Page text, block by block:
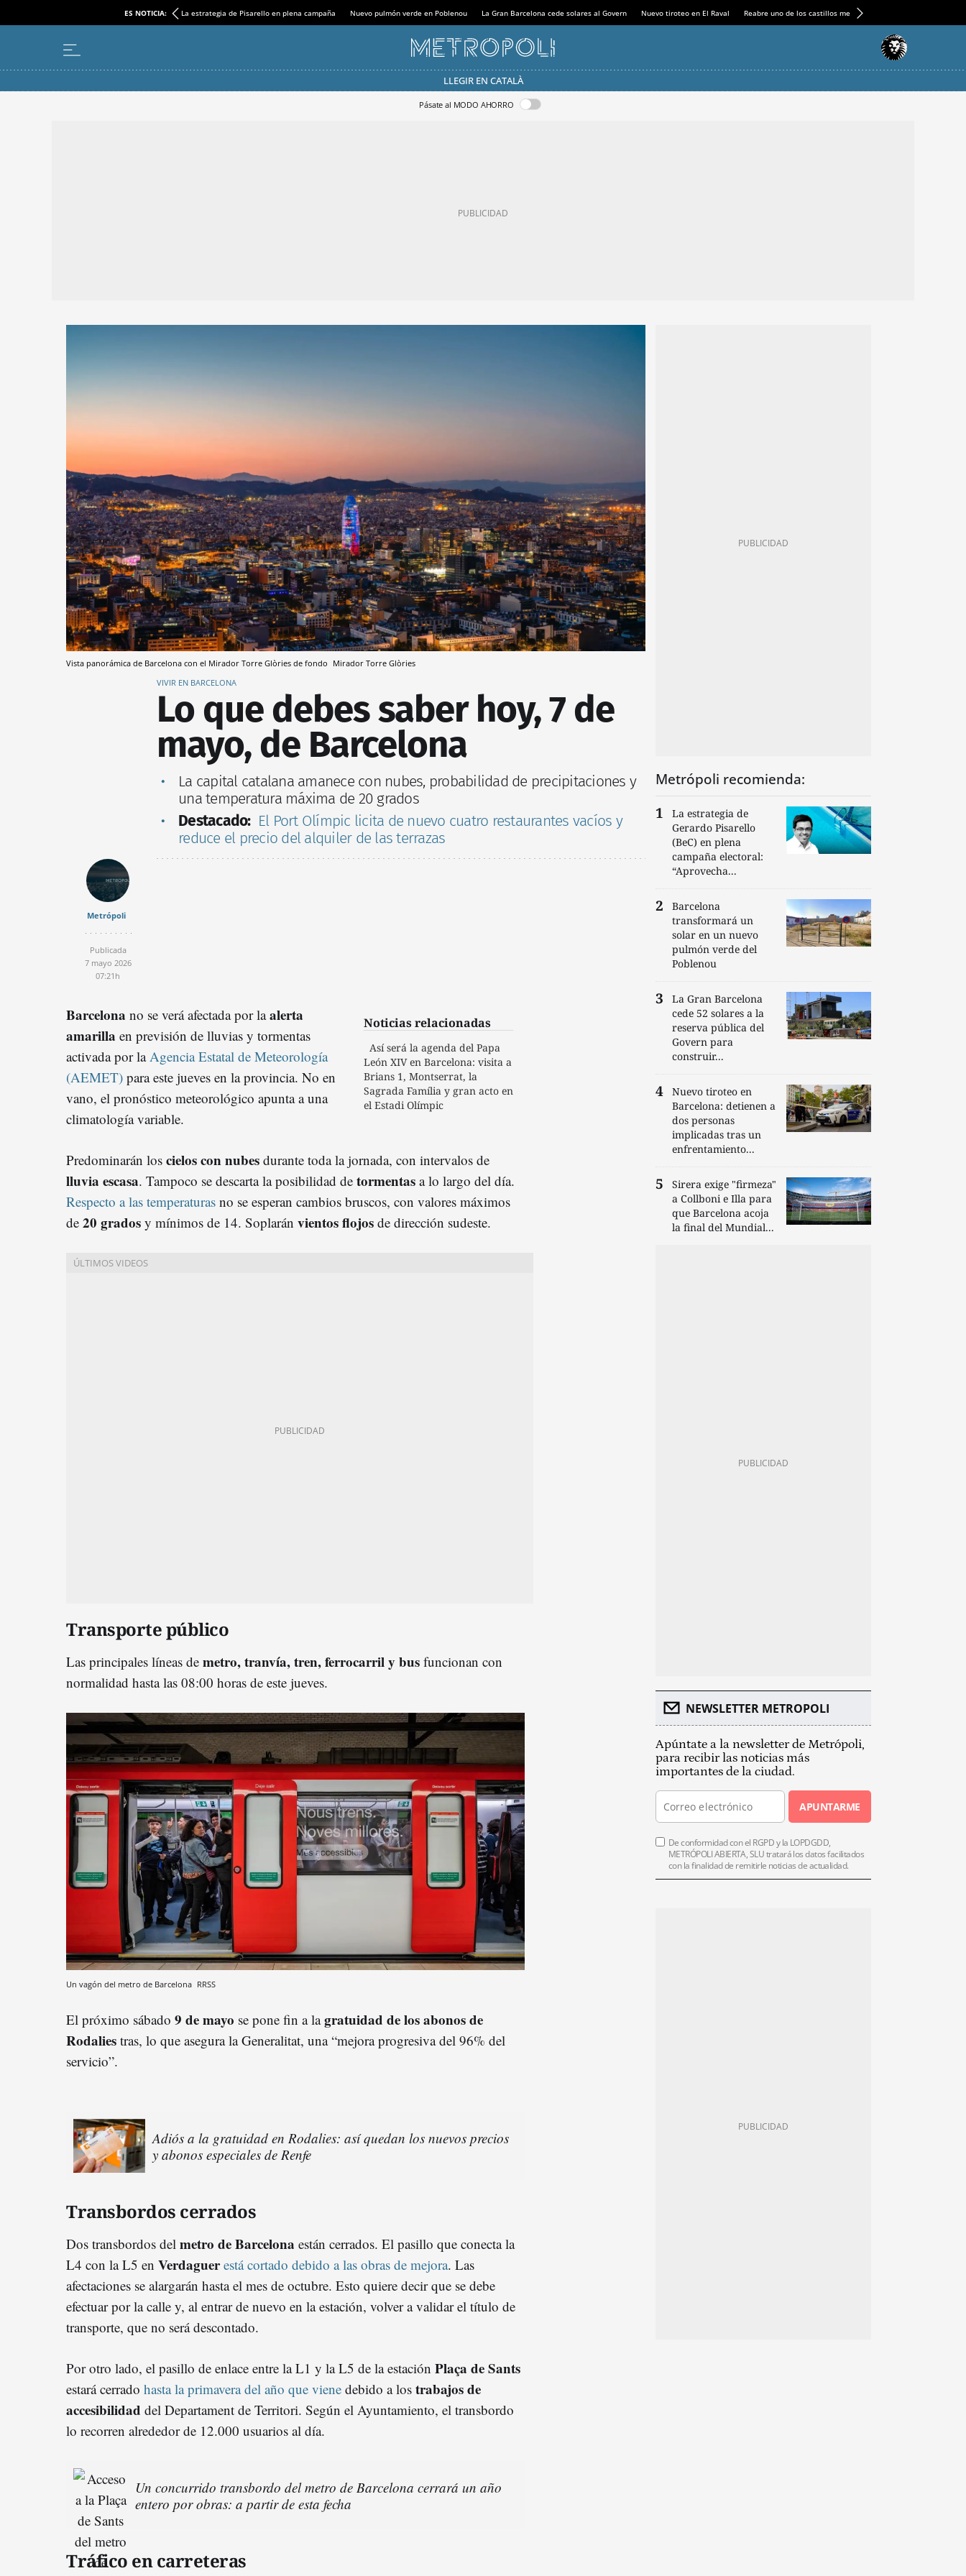
ES NOTICIA: La estrategia de Pisarello en plena campaña Nuevo pulmón verde en Poblenou La Gran Barcelona cede solares al Govern Nuevo tiroteo en El Raval Reabre uno de los castillos medievales más espectaculares
LLEGIR EN CATALÀ
Pásate al MODO AHORRO
Vista panorámica de Barcelona con el Mirador Torre Glòries de fondo Mirador Torre Glòries
VIVIR EN BARCELONA
Lo que debes saber hoy, 7 de
mayo, de Barcelona
La capital catalana amanece con nubes, probabilidad de precipitaciones y
una temperatura máxima de 20 grados
Destacado: El Port Olímpic licita de nuevo cuatro restaurantes vacíos y
reduce el precio del alquiler de las terrazas
Metrópoli
Publicada
7 mayo 2026
07:21h
Noticias relacionadas
Así será la agenda del Papa
León XIV en Barcelona: visita a
Brians 1, Montserrat, la
Sagrada Família y gran acto en
el Estadi Olímpic
Barcelona no se verá afectada por laalerta
amarilla en previsión de lluvias y tormentas
activada por la Agencia Estatal de Meteorología
(AEMET) para este jueves en la provincia. No en
vano, el pronóstico meteorológico apunta a una
climatología variable.
Predominarán los cielos con nubes durante toda la jornada, con intervalos de
lluvia escasa. Tampoco se descarta la posibilidad de tormentas a lo largo del día.
Respecto a las temperaturas no se esperan cambios bruscos, con valores máximos
de 20 grados y mínimos de 14. Soplarán vientos flojos de dirección sudeste.
Transporte público
Las principales líneas de metro, tranvía, tren, ferrocarril y bus funcionan con
normalidad hasta las 08:00 horas de este jueves.
Un vagón del metro de Barcelona RRSS
El próximo sábado 9 de mayo se pone fin a lagratuidad de los abonos de
Rodalies tras, lo que asegura la Generalitat, una “mejora progresiva del 96% del
servicio”.
Adiós a la gratuidad en Rodalies: así quedan los nuevos precios
y abonos especiales de Renfe
Transbordos cerrados
Dos transbordos del metro de Barcelona están cerrados. El pasillo que conecta la
L4 con la L5 en Verdaguer está cortado debido a las obras de mejora. Las
afectaciones se alargarán hasta el mes de octubre. Esto quiere decir que se debe
efectuar por la calle y, al entrar de nuevo en la estación, volver a validar el título de
transporte, que no será descontado.
Por otro lado, el pasillo de enlace entre la L1 y la L5 de la estación Plaça de Sants
estará cerrado hasta la primavera del año que viene debido a los trabajos de
accesibilidad del Departament de Territori. Según el Ayuntamiento, el transbordo
lo recorren alrededor de 12.000 usuarios al día.
Un concurrido transbordo del metro de Barcelona cerrará un año
entero por obras: a partir de esta fecha
Tráfico en carreteras
Metrópoli recomienda:
La estrategia de
Gerardo Pisarello
(BeC) en plena
campaña electoral:
“Aprovecha...
Barcelona
transformará un
solar en un nuevo
pulmón verde del
Poblenou
La Gran Barcelona
cede 52 solares a la
reserva pública del
Govern para
construir...
Nuevo tiroteo en
Barcelona: detienen a
dos personas
implicadas tras un
enfrentamiento...
Sirera exige "firmeza"
a Collboni e Illa para
que Barcelona acoja
la final del Mundial...
NEWSLETTER METROPOLI
Apúntate a la newsletter de Metrópoli,
para recibir las noticias más
importantes de la ciudad.
APUNTARME
De conformidad con el RGPD y la LOPDGDD,
METRÓPOLI ABIERTA, SLU tratará los datos facilitados
con la finalidad de remitirle noticias de actualidad.